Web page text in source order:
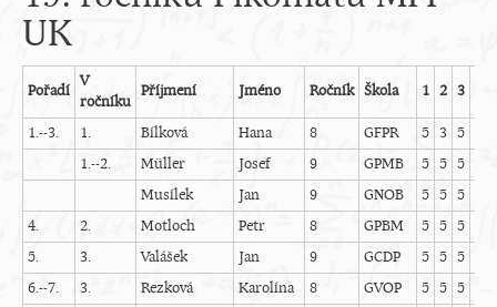
UK
Pořadí
V
ročníku
Příjmení Jméno Ročník Škola 1 2 3
1.--3. 1. Bílková Hana 8 GFPR 5 3 5
1.--2.
Müller Josef 9 GPMB 5 5 5
Musílek
Jan 9 GNOB 5 5 5
4.
2. Motloch Petr 8 GPBM 5 5 5
5.
3. Valášek Jan 9 GCDP 5 5 5
6.--7.
3. Rezková Karolína 8 GVOP 5 5 5